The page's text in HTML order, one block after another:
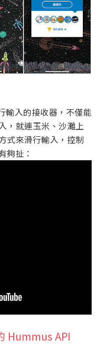
輸入的接收器，不僅能
，就連玉米、沙灘上
式來滑行輸入，控制
夠扯：
Hummus API